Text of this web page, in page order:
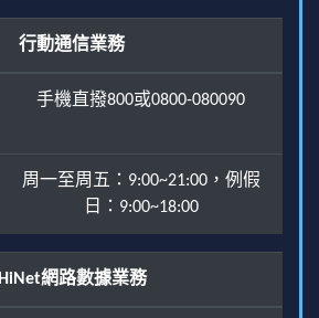
行動通信業務
手機直撥800或0800-080090
周一至周五：9:00~21:00，例假
日：9:00~18:00
HiNet網路數據業務